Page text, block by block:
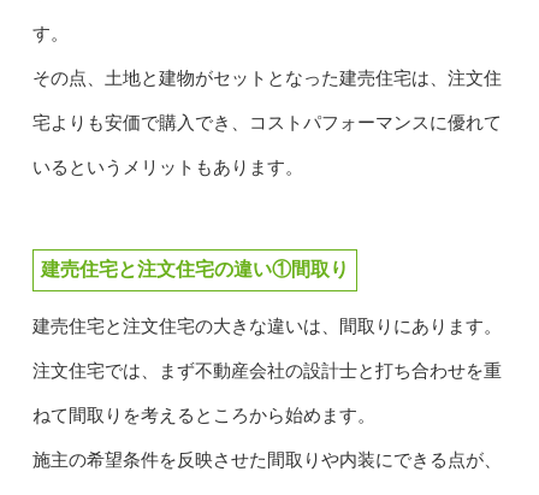
す。
その点、土地と建物がセットとなった建売住宅は、注文住
宅よりも安価で購入でき、コストパフォーマンスに優れて
いるというメリットもあります。
建売住宅と注文住宅の違い①間取り
建売住宅と注文住宅の大きな違いは、間取りにあります。
注文住宅では、まず不動産会社の設計士と打ち合わせを重
ねて間取りを考えるところから始めます。
施主の希望条件を反映させた間取りや内装にできる点が、